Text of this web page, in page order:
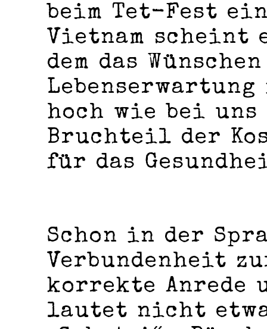
beim Tet-Fest
Vietnam scheint
dem das
hoch wie bei uns
Bruchteil der
für das
Schon in der
Verbundenheit
korrekte Anrede
lautet nicht